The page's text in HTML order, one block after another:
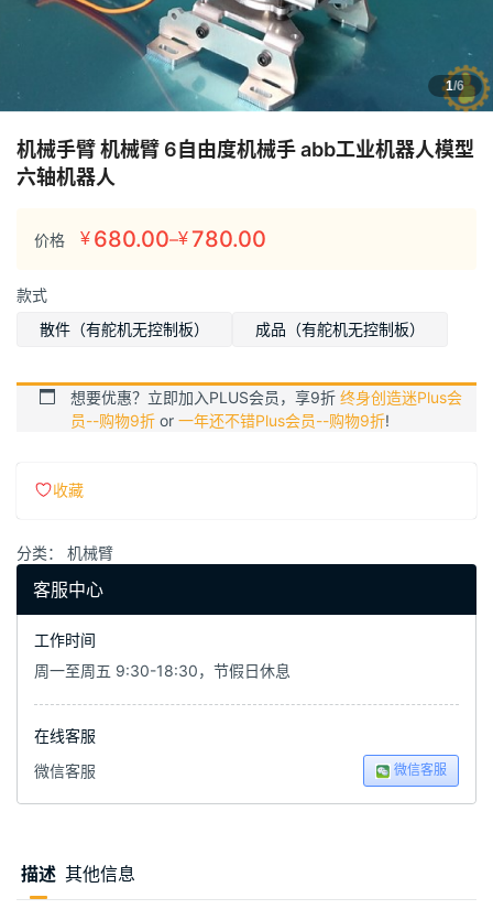
1/6
机械手臂 机械臂 6自由度机械手 abb工业机器人模型
六轴机器人
价格 ¥ 680.00–¥ 780.00
价
范
围：
至
¥780.00
款式
散件（有舵机无控制板）
成品（有舵机无控制板）
想要优惠？立即加入PLUS会员，享9折 终身创造迷Plus会
员--购物9折 or 一年还不错Plus会员--购物9折!
收藏
分类： 机械臂
客服中心
工作时间
周一至周五 9:30-18:30，节假日休息
在线客服
微信客服
微信客服
描述 其他信息